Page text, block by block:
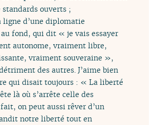
ouverts ;
ligne d’une diplomatie
fond, qui dit « je vais essayer
autonome, vraiment libre,
vraiment souveraine »,
des autres. J’aime bien
qui disait toujours : « La liberté
là où s’arrête celle des
on peut aussi rêver d’un
notre liberté tout en